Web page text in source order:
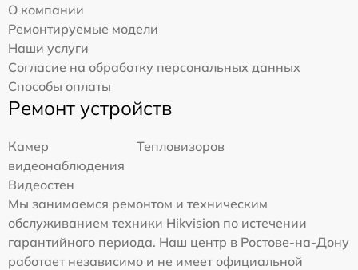
О компании
Ремонтируемые модели
Наши услуги
Согласие на обработку персональных данных
Способы оплаты
Ремонт устройств
Камер
видеонаблюдения
Тепловизоров
Видеостен
Мы занимаемся ремонтом и техническим
обслуживанием техники Hikvision по истечении
гарантийного периода. Наш центр в Ростове-на-Дону
работает независимо и не имеет официальной